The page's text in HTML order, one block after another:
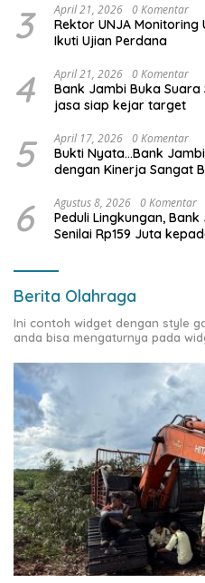
3 April 21, 2026 0 Komentar
Rektor UNJA Monitoring
Ikuti Ujian Perdana
4 April 21, 2026 0 Komentar
Bank Jambi Buka Suara
jasa siap kejar target
5 April 17, 2026 0 Komentar
Bukti Nyata…Bank
dengan Kinerja Sangat
6 Agustus 8, 2026 0 Komentar
Peduli Lingkungan,
Senilai Rp159 Juta
Berita Olahraga
Ini contoh widget dengan style
anda bisa mengaturnya pada